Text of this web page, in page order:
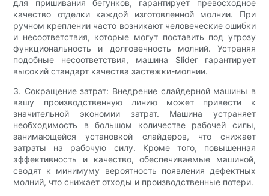
для пришивания бегунков, гарантирует превосходное
качество отделки каждой изготовленной молнии. При
ручном креплении часто возникают человеческие ошибки
и несоответствия, которые могут поставить под угрозу
функциональность и долговечность молний. Устраняя
подобные несоответствия, машина Slider гарантирует
высокий стандарт качества застежки-молнии.
3. Сокращение затрат: Внедрение слайдерной машины в
вашу производственную линию может привести к
значительной экономии затрат. Машина устраняет
необходимость в большом количестве рабочей силы,
занимающейся установкой слайдеров, что снижает
затраты на рабочую силу. Кроме того, повышенная
эффективность и качество, обеспечиваемые машиной,
сводят к минимуму вероятность появления дефектных
молний, что снижает отходы и производственные потери.